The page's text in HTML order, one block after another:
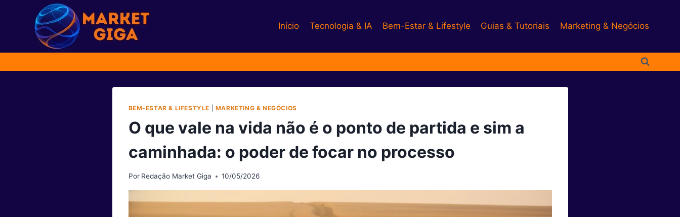
Início Tecnologia & IA Bem-Estar & Lifestyle Guias & Tutoriais Marketing & Negócios
BEM-ESTAR & LIFESTYLE MARKETING & NEGÓCIOS
O que vale na vida não é o ponto de partida e sim a
caminhada: o poder de focar no processo
Por Redação Market Giga 10/05/2026